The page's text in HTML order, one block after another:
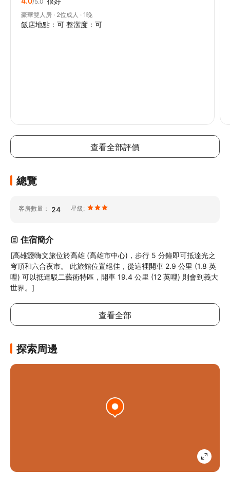
豪華雙人房 · 2位成人 · 1晚
飯店地點：可 整潔度：可
查看全部評價
總覽
客房數量： 24 星級:
住宿簡介
[高雄靉嗨文旅位於高雄 (高雄市中心)，步行 5 分鐘即可抵達光之
穹頂和六合夜市。 此旅館位置絕佳，從這裡開車 2.9 公里 (1.8 英
哩) 可以抵達駁二藝術特區，開車 19.4 公里 (12 英哩) 則會到義大
世界。]
查看全部
探索周邊